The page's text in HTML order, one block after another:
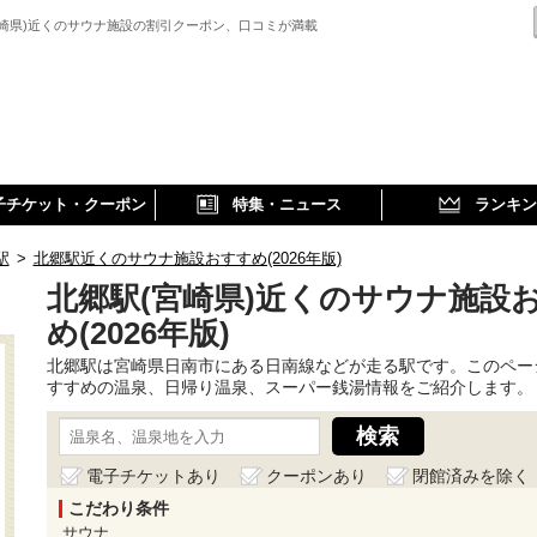
県)近くのサウナ施設の割引クーポン、口コミが満載
チケット・クーポン 特集・ニュース ランキ
> 北郷駅近くのサウナ施設おすすめ(2026年版)
北郷駅(宮崎県)近くのサウナ施設
め(2026年版)
北郷駅は宮崎県日南市にある日南線などが走る駅です。このペ
すすめの温泉、日帰り温泉、スーパー銭湯情報をご紹介します。
電子チケットあり クーポンあり
閉館済みを除く
こだわり条件
サウナ